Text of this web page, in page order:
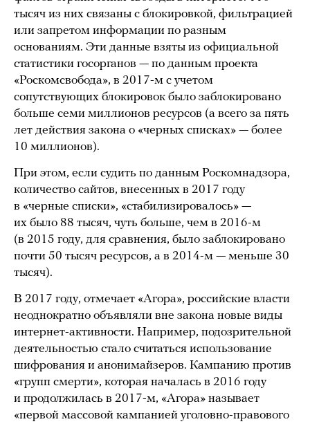
тысяч из них связаны с блокировкой, фильтрацией
или запретом информации по разным
основаниям. Эти данные взяты из официальной
статистики госорганов — по данным проекта
«Роскомсвобода», в 2017-м с учетом
сопутствующих блокировок было заблокировано
больше семи миллионов ресурсов (а всего за пять
лет действия закона о «черных списках» — более
10 миллионов).
При этом, если судить по данным Роскомнадзора,
количество сайтов, внесенных в 2017 году
в «черные списки», «стабилизировалось» —
их было 88 тысяч, чуть больше, чем в 2016-м
(в 2015 году, для сравнения, было заблокировано
почти 50 тысяч ресурсов, а в 2014-м — меньше 30
тысяч).
В 2017 году, отмечает «Агора», российские власти
неоднократно объявляли вне закона новые виды
интернет-активности. Например, подозрительной
деятельностью стало считаться использование
шифрования и анонимайзеров. Кампанию против
«групп смерти», которая началась в 2016 году
и продолжилась в 2017-м, «Агора» называет
«первой массовой кампанией уголовно-правового